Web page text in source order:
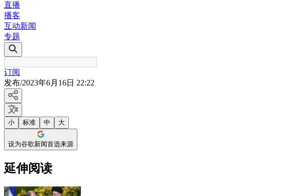
直播
播客
互动新闻
专题
订阅
发布/2023年6月16日 22:22
小 标准 中 大
设为谷歌新闻首选来源
延伸阅读